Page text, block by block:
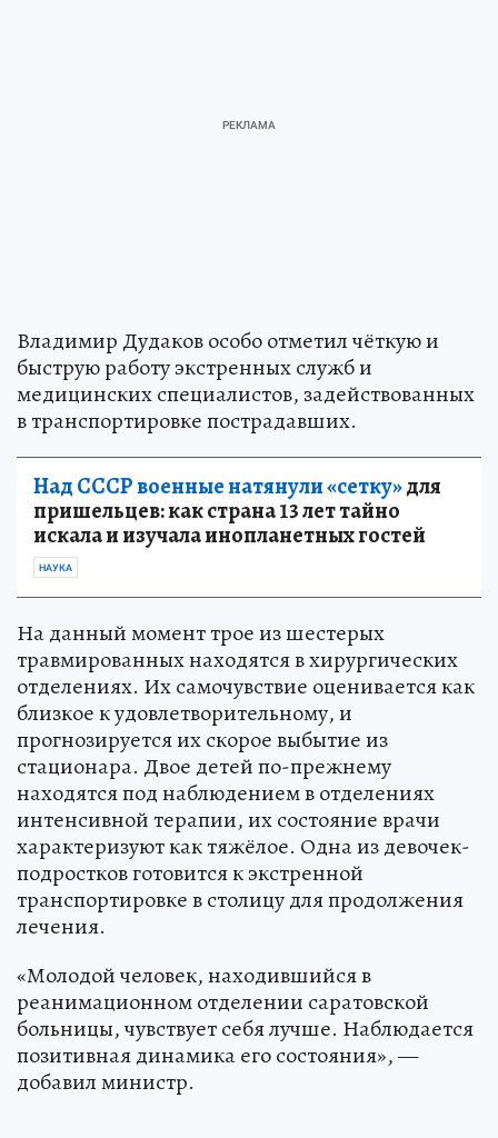
Владимир Дудаков особо отметил чёткую и
быструю работу экстренных служб и
медицинских специалистов, задействованных
в транспортировке пострадавших.
Над СССР военные натянули «сетку»для
пришельцев: как страна 13 лет тайно
искала и изучала инопланетных гостей
НАУКА
На данный момент трое из шестерых
травмированных находятся в хирургических
отделениях. Их самочувствие оценивается как
близкое к удовлетворительному, и
прогнозируется их скорое выбытие из
стационара. Двое детей по-прежнему
находятся под наблюдением в отделениях
интенсивной терапии, их состояние врачи
характеризуют как тяжёлое. Одна из девочек-
подростков готовится к экстренной
транспортировке в столицу для продолжения
лечения.
«Молодой человек, находившийся в
реанимационном отделении саратовской
больницы, чувствует себя лучше. Наблюдается
позитивная динамика его состояния», —
добавил министр.